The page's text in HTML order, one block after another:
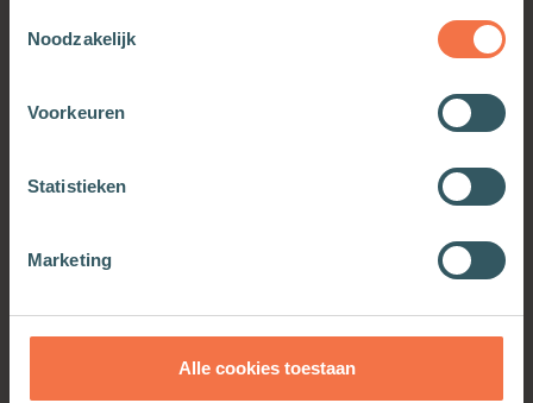
Noodzakelijk
Voorkeuren
Statistieken
Marketing
Alle cookies toestaan
Groeien in het geloof
Meer informatie